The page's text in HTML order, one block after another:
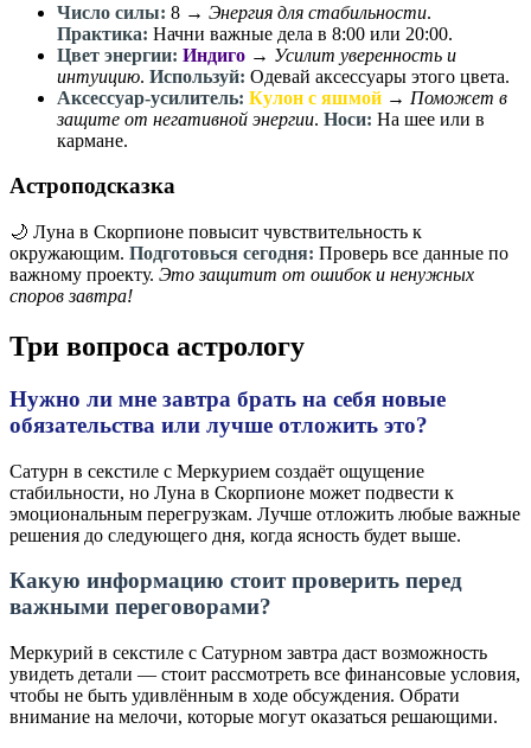
Число силы: 8 → Энергия для стабильности.
Практика: Начни важные дела в 8:00 или 20:00.
Цвет энергии: Индиго → Усилит уверенность и
интуицию. Используй: Одевай аксессуары этого цвета.
Аксессуар-усилитель: Кулон с яшмой → Поможет в
защите от негативной энергии. Носи: На шее или в
кармане.
Астроподсказка
🌙 Луна в Скорпионе повысит чувствительность к
окружающим. Подготовься сегодня: Проверь все данные по
важному проекту. Это защитит от ошибок и ненужных
споров завтра!
Три вопроса астрологу
Нужно ли мне завтра брать на себя новые
обязательства или лучше отложить это?
Сатурн в секстиле с Меркурием создаёт ощущение
стабильности, но Луна в Скорпионе может подвести к
эмоциональным перегрузкам. Лучше отложить любые важные
решения до следующего дня, когда ясность будет выше.
Какую информацию стоит проверить перед
важными переговорами?
Меркурий в секстиле с Сатурном завтра даст возможность
увидеть детали — стоит рассмотреть все финансовые условия,
чтобы не быть удивлённым в ходе обсуждения. Обрати
внимание на мелочи, которые могут оказаться решающими.